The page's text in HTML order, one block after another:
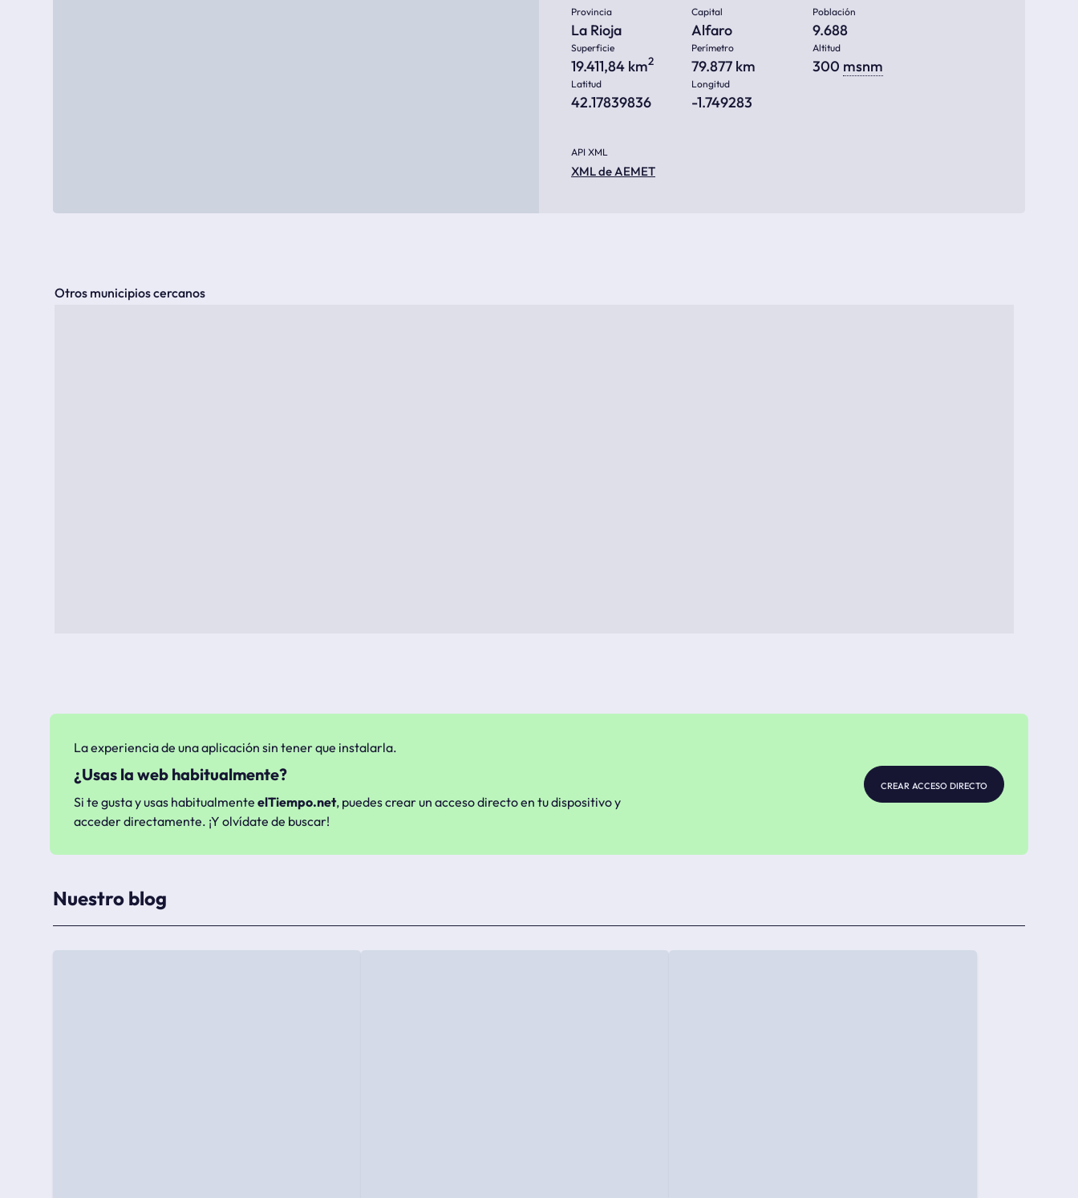
Provincia
La Rioja
Capital
Alfaro
Población
9.688
Superficie
19.411,84 km2
Perímetro
79.877 km
Altitud
300 msnm
Latitud
42.17839836
Longitud
-1.749283
API XML
XML de AEMET
Otros municipios cercanos
La experiencia de una aplicación sin tener que instalarla.
¿Usas la web habitualmente?
Si te gusta y usas habitualmente elTiempo.net, puedes crear un acceso directo en tu dispositivo y
acceder directamente. ¡Y olvídate de buscar!
crear acceso directo
Nuestro blog